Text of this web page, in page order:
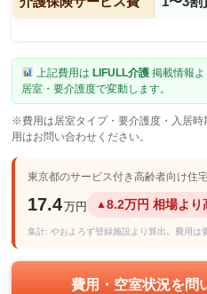
上記費用は LIFULL介護掲載情報よ
居室・要介護度で変動します。
※費用は居室タイプ・要介護度・入居
用はお問い合わせください。
東京都のサービス付き高齢者向け住
17.4万円 ▲8.2万円 相場より
集計: やおよろず登録施設より算出。費用は
費用・空室状況を問